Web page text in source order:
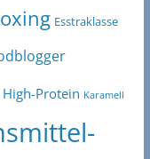
Esstraklasse
High-Protein Karamell